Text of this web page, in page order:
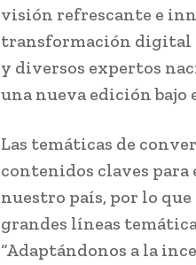
visión refrescante e
transformación digital
y diversos expertos
una nueva edición bajo
Las temáticas de
contenidos claves
nuestro país, por lo
grandes líneas
“Adaptándonos a la